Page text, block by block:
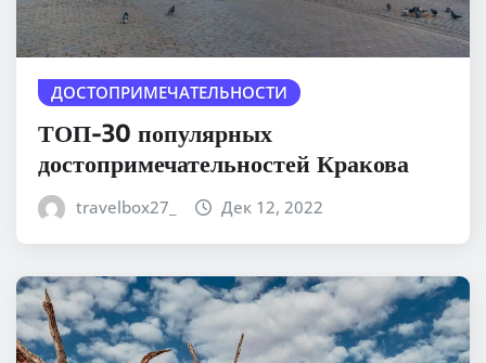
ДОСТОПРИМЕЧАТЕЛЬНОСТИ
ТОП-30 популярных
достопримечательностей Кракова
travelbox27_ Дек 12, 2022